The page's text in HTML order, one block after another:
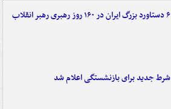
۶ دستاورد بزرگ ایران در ۱۶۰ روز رهبری رهبر انقلاب
شرط جدید برای بازنشستگی اعلام شد